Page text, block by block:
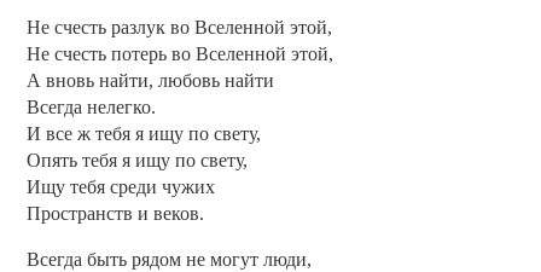
Не счесть разлук во Вселенной этой,
Не счесть потерь во Вселенной этой,
А вновь найти, любовь найти
Всегда нелегко.
И все ж тебя я ищу по свету,
Опять тебя я ищу по свету,
Ищу тебя среди чужих
Пространств и веков.
Всегда быть рядом не могут люди,